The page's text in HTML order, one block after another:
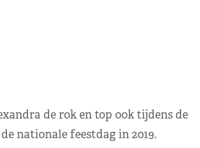
de rok en top ook tijdens de
nationale feestdag in 2019.